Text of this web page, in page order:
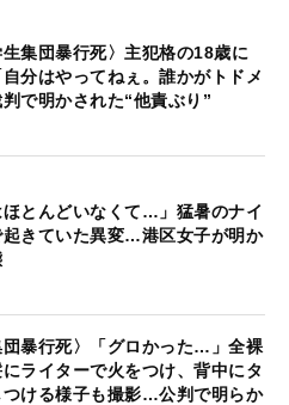
生集団暴行死〉主犯格の18歳に
分はやってねぇ。誰かがトドメ
で明かされた“他責ぶり”
ほとんどいなくて…」猛暑のナイ
起きていた異変…港区女子が明か
団暴行死〉「グロかった…」全裸
ライターで火をつけ、背中にタ
つける様子も撮影…公判で明らか